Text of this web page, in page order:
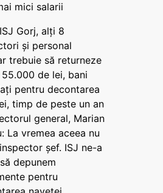
mici salarii
Gorj, alți 8
și personal
trebuie să returneze
de lei, bani
pentru decontarea
timp de peste un an
general, Marian
La vremea aceea nu
șef. ISJ ne-a
depunem
pentru